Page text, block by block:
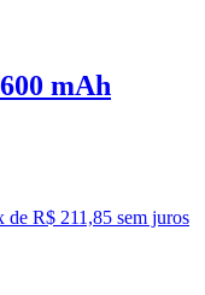
mAh
de R$ 211,85 sem juros